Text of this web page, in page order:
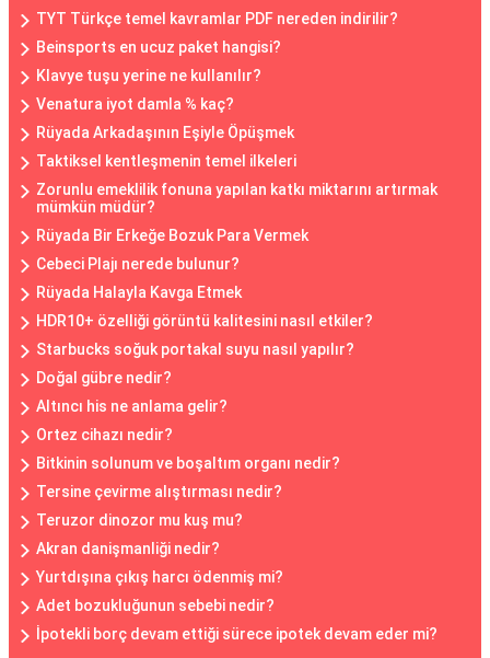
TYT Türkçe temel kavramlar PDF nereden indirilir?
Beinsports en ucuz paket hangisi?
Klavye tuşu yerine ne kullanılır?
Venatura iyot damla % kaç?
Rüyada Arkadaşının Eşiyle Öpüşmek
Taktiksel kentleşmenin temel ilkeleri
Zorunlu emeklilik fonuna yapılan katkı miktarını artırmak
mümkün müdür?
Rüyada Bir Erkeğe Bozuk Para Vermek
Cebeci Plajı nerede bulunur?
Rüyada Halayla Kavga Etmek
HDR10+ özelliği görüntü kalitesini nasıl etkiler?
Starbucks soğuk portakal suyu nasıl yapılır?
Doğal gübre nedir?
Altıncı his ne anlama gelir?
Ortez cihazı nedir?
Bitkinin solunum ve boşaltım organı nedir?
Tersine çevirme alıştırması nedir?
Teruzor dinozor mu kuş mu?
Akran danişmanliği nedir?
Yurtdışına çıkış harcı ödenmiş mi?
Adet bozukluğunun sebebi nedir?
İpotekli borç devam ettiği sürece ipotek devam eder mi?